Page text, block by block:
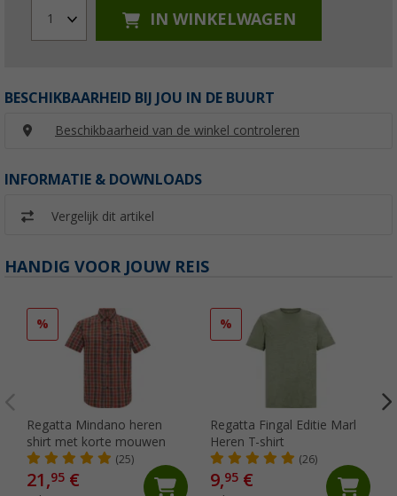
1 IN WINKELWAGEN
BESCHIKBAARHEID BIJ JOU IN DE BUURT
Beschikbaarheid van de winkel controleren
INFORMATIE & DOWNLOADS
Vergelijk dit artikel
HANDIG VOOR JOUW REIS
%
Regatta Mindano heren
shirt met korte mouwen
(25)
21,95 €
%
Regatta Fingal Editie Marl
Heren T-shirt
(26)
9,95€